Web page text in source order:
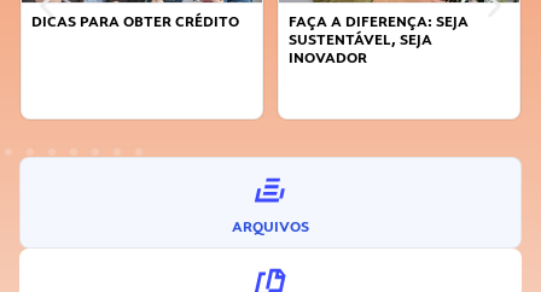
DICAS PARA OBTER CRÉDITO
FAÇA A DIFERENÇA: SEJA
SUSTENTÁVEL, SEJA
INOVADOR
ARQUIVOS